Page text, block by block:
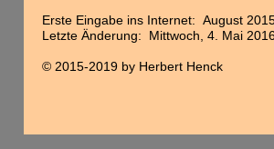
Erste Eingabe ins Internet: August
Letzte Änderung: Mittwoch, 4. Mai
© 2015-2019 by Herbert Henck